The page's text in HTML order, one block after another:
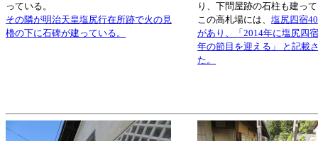
っている。
その隣が明治天皇塩尻行在所跡で火の見
櫓の下に石碑が建っている。
り、下問屋跡の石柱も建っ
この高札場には、 塩尻四宿
があり、「2014年に塩尻四
年の節目を迎える」 と記載
た。